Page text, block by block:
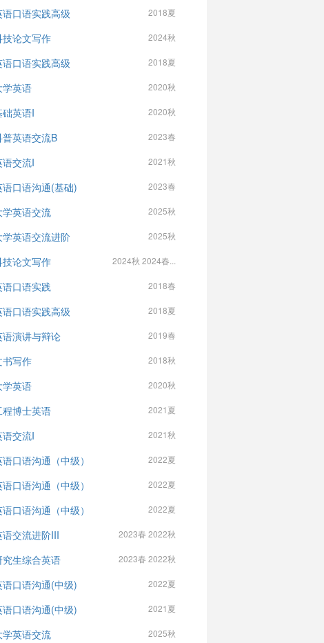
语口语实践高级 2018夏
技论文写作 2024秋
语口语实践高级 2018夏
学英语 2020秋
础英语I 2020秋
普英语交流B 2023春
语交流I 2021秋
语口语沟通(基础) 2023春
学英语交流 2025秋
学英语交流进阶 2025秋
技论文写作 2024秋 2024春...
语口语实践 2018春
语口语实践高级 2018夏
语演讲与辩论 2019春
书写作 2018秋
学英语 2020秋
程博士英语 2021夏
语交流I 2021秋
语口语沟通（中级） 2022夏
语口语沟通（中级） 2022夏
语口语沟通（中级） 2022夏
语交流进阶III 2023春 2022秋
究生综合英语 2023春 2022秋
语口语沟通(中级) 2022夏
语口语沟通(中级) 2021夏
学英语交流 2025秋